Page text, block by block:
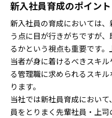
新入社員育成のポイント
新入社員の育成においては
う点に目が行きがちですが
るかという視点も重要です
当者が身に着けるべきスキ
る管理職に求められるスキ
ります。
当社では新社員育成におい
員をとりまく先輩社員・上